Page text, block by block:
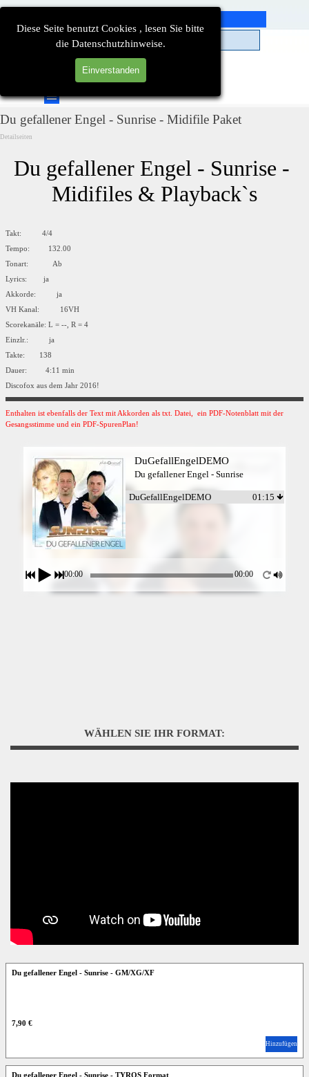
Diese Seite benutzt Cookies , lesen Sie bitte
die Datenschutzhinweise.
Einverstanden
Direkt zum Seiteninhalt
Menü überspringen
Du gefallener Engel - Sunrise - Midifile Paket
Detailseiten
Du gefallener Engel - Sunrise -
Midifiles & Playback`s
Takt: 4/4
Tempo: 132.00
Tonart: Ab
Lyrics: ja
Akkorde: ja
VH Kanal: 16VH
Scorekanäle: L = --, R = 4
Einzlr.: ja
Takte: 138
Dauer: 4:11 min
Discofox aus dem Jahr 2016!
Enthalten ist ebenfalls der Text mit Akkorden als txt. Datei, ein PDF-Notenblatt mit der
Gesangsstimme und ein PDF-SpurenPlan!
DuGefallEngelDEMO
Du gefallener Engel - Sunrise
DuGefallEngelDEMO 01:15
00:00 00:00
WÄHLEN SIE IHR FORMAT:
Du gefallener Engel - Sunrise - GM/XG/XF
7,90 €
Hinzufügen
Du gefallener Engel - Sunrise - TYROS Format